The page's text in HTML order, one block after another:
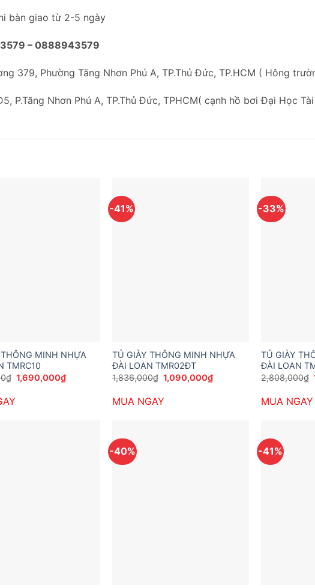
bàn giao từ 2-5 ngày
–0888943579
379, Phường Tăng Nhơn Phú A, TP.Thủ Đức, TP.HCM ( Hông
P.Tăng Nhơn Phú A, TP.Thủ Đức, TPHCM( cạnh hồ bơi Đại Học
MINH NHỰA
TMRC10
₫ Giá
gốc
1,690,000₫Giá
-41%
TỦ GIÀY THÔNG MINH NHỰA
ĐÀI LOAN TMR02ĐT
1,836,000₫ Giá
gốc
1,836,000₫.
1,090,000₫Giá
MUA NGAY
-33%
TỦ GIÀY
ĐÀI LOAN
2,808,000₫
MUA NGAY
-40% -41%